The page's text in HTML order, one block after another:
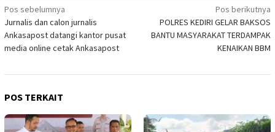
Navigasi
pos
Pos sebelumnya
Jurnalis dan calon jurnalis
Ankasapost datangi kantor pusat
media online cetak Ankasapost
Pos berikutnya
POLRES KEDIRI GELAR BAKSOS
BANTU MASYARAKAT TERDAMPAK
KENAIKAN BBM
POS TERKAIT